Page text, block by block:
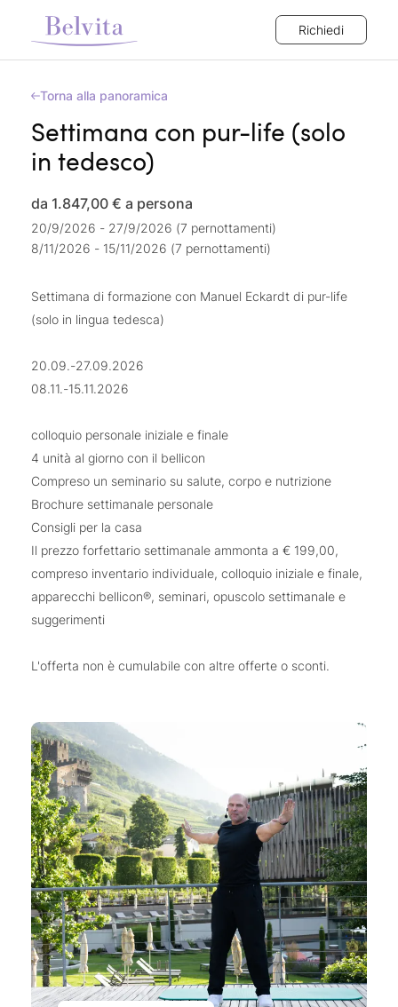
Richiedi
Torna alla panoramica
Settimana con pur-life (solo
in tedesco)
da 1.847,00 € a persona
20/9/2026 - 27/9/2026 (7 pernottamenti)
8/11/2026 - 15/11/2026 (7 pernottamenti)
Settimana di formazione con Manuel Eckardt di pur-life
(solo in lingua tedesca)
20.09.-27.09.2026
08.11.-15.11.2026
colloquio personale iniziale e finale
4 unità al giorno con il bellicon
Compreso un seminario su salute, corpo e nutrizione
Brochure settimanale personale
Consigli per la casa
Il prezzo forfettario settimanale ammonta a € 199,00,
compreso inventario individuale, colloquio iniziale e finale,
apparecchi bellicon®, seminari, opuscolo settimanale e
suggerimenti
L'offerta non è cumulabile con altre offerte o sconti.